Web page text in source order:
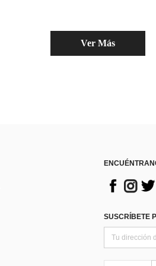
Ver Más
SUSCRÍBETE